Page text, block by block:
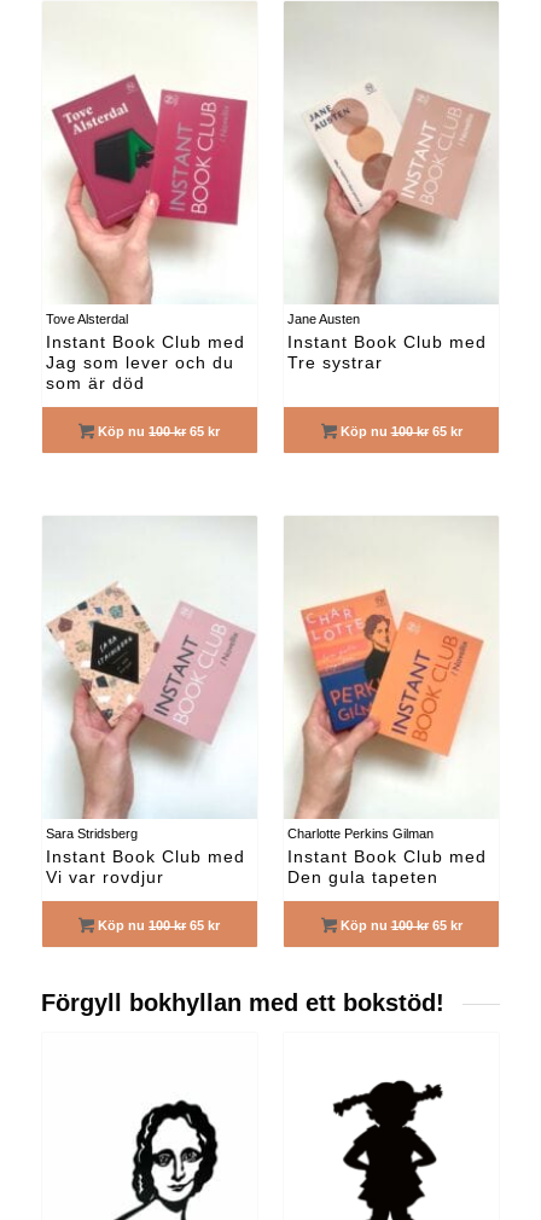
Tove Alsterdal
Instant Book Club med
Jag som lever och du
som är död
Köp nu100 kr 65 kr
Jane Austen
Instant Book Club med
Tre systrar
Köp nu100 kr65 kr
Sara Stridsberg
Instant Book Club med
Vi var rovdjur
Köp nu100 kr 65 kr
Charlotte Perkins Gilman
Instant Book Club med
Den gula tapeten
Köp nu100 kr65 kr
Förgyll bokhyllan med ett bokstöd!